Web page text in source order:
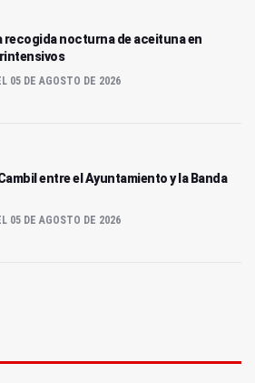
recogida nocturna de aceituna en
05 DE AGOSTO DE 2026
entre el Ayuntamiento y la Banda
05 DE AGOSTO DE 2026